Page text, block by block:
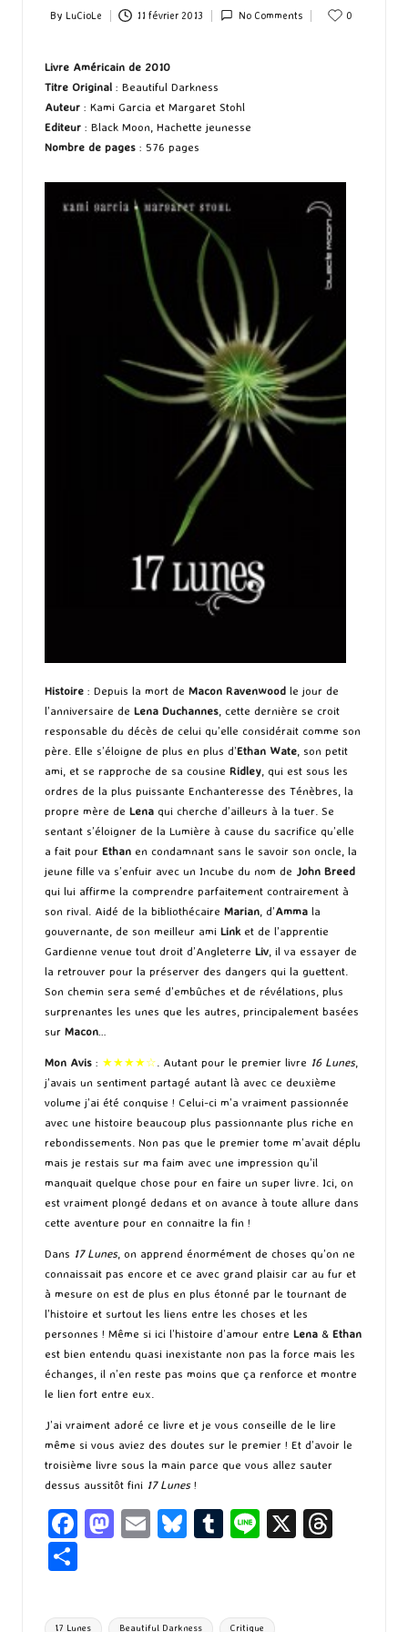
Posted
By LuCioLe 11 février 2013 No Comments 0
Livre Américain de 2010
Titre Original : Beautiful Darkness
Auteur : Kami Garcia et Margaret Stohl
Editeur : Black Moon, Hachette jeunesse
Nombre de pages : 576 pages
Histoire : Depuis la mort de Macon Ravenwood le jour de
l’anniversaire de Lena Duchannes, cette dernière se croit
responsable du décès de celui qu’elle considérait comme son
père. Elle s’éloigne de plus en plus d’Ethan Wate, son petit
ami, et se rapproche de sa cousine Ridley, qui est sous les
ordres de la plus puissante Enchanteresse des Ténèbres, la
propre mère de Lena qui cherche d’ailleurs à la tuer. Se
sentant s’éloigner de la Lumière à cause du sacrifice qu’elle
a fait pour Ethan en condamnant sans le savoir son oncle, la
jeune fille va s’enfuir avec un Incube du nom de John Breed
qui lui affirme la comprendre parfaitement contrairement à
son rival. Aidé de la bibliothécaire Marian, d’Amma la
gouvernante, de son meilleur ami Linket de l’apprentie
Gardienne venue tout droit d’Angleterre Liv, il va essayer de
la retrouver pour la préserver des dangers qui la guettent.
Son chemin sera semé d’embûches et de révélations, plus
surprenantes les unes que les autres, principalement basées
sur Macon…
Mon Avis : ★★★★☆. Autant pour le premier livre 16 Lunes,
j’avais un sentiment partagé autant là avec ce deuxième
volume j’ai été conquise ! Celui-ci m’a vraiment passionnée
avec une histoire beaucoup plus passionnante plus riche en
rebondissements. Non pas que le premier tome m’avait déplu
mais je restais sur ma faim avec une impression qu’il
manquait quelque chose pour en faire un super livre. Ici, on
est vraiment plongé dedans et on avance à toute allure dans
cette aventure pour en connaitre la fin !
Dans 17 Lunes, on apprend énormément de choses qu’on ne
connaissait pas encore et ce avec grand plaisir car au fur et
à mesure on est de plus en plus étonné par le tournant de
l’histoire et surtout les liens entre les choses et les
personnes ! Même si ici l’histoire d’amour entre Lena & Ethan
est bien entendu quasi inexistante non pas la force mais les
échanges, il n’en reste pas moins que ça renforce et montre
le lien fort entre eux.
J’ai vraiment adoré ce livre et je vous conseille de le lire
même si vous aviez des doutes sur le premier ! Et d’avoir le
troisième livre sous la main parce que vous allez sauter
dessus aussitôt fini 17 Lunes!
Fa
o
M
d
E
l
Bl
ky
T
bl
Li X
ta
Tags:
17 Lunes Beautiful Darkness Critique